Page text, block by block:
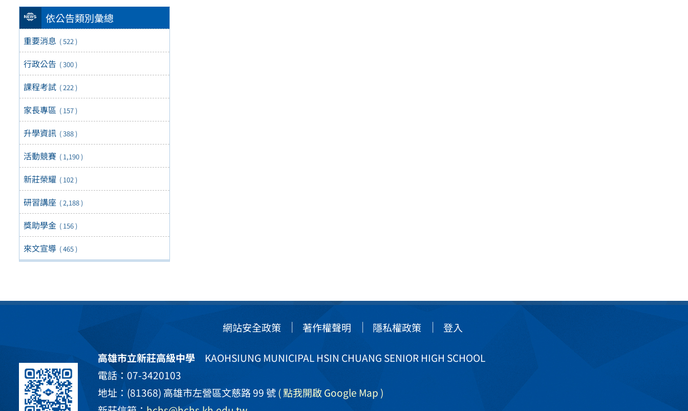
依公告類別彙總
重要消息 ( 522 )
行政公告 ( 300 )
課程考試 ( 222 )
家長專區 ( 157 )
升學資訊 ( 388 )
活動競賽 ( 1,190 )
新莊榮耀 ( 102 )
研習講座 ( 2,188 )
獎助學金 ( 156 )
來文宣導 ( 465 )
網站安全政策 著作權聲明 隱私權政策 登入
高雄市立新莊高級中學KAOHSIUNG MUNICIPAL HSIN CHUANG SENIOR HIGH SCHOOL
電話：07-3420103
地址：(81368) 高雄市左營區文慈路 99 號( 點我開啟 Google Map )